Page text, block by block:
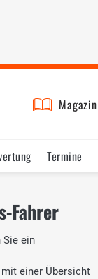
Magazin
Termine
Fahrer
Sie ein
mit einer Übersicht